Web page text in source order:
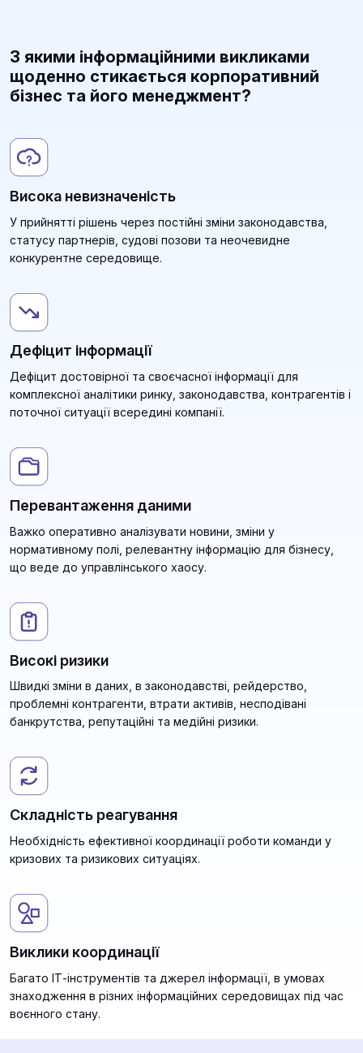
З якими інформаційними викликами
щоденно стикається корпоративний
бізнес та його менеджмент?
Висока невизначеність
У прийнятті рішень через постійні зміни законодавства,
статусу партнерів, судові позови та неочевидне
конкурентне середовище.
Дефіцит інформації
Дефіцит достовірної та своєчасної інформації для
комплексної аналітики ринку, законодавства, контрагентів і
поточної ситуації всередині компанії.
Перевантаження даними
Важко оперативно аналізувати новини, зміни у
нормативному полі, релевантну інформацію для бізнесу,
що веде до управлінського хаосу.
Високі ризики
Швидкі зміни в даних, в законодавстві, рейдерство,
проблемні контрагенти, втрати активів, несподівані
банкрутства, репутаційні та медійні ризики.
Складність реагування
Необхідність ефективної координації роботи команди у
кризових та ризикових ситуаціях.
Виклики координації
Багато ІТ-інструментів та джерел інформації, в умовах
знаходження в різних інформаційних середовищах під час
воєнного стану.